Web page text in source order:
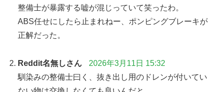
整備士が暴露する嘘が混じっていて笑ったわ。
ABS任せにしたら止まれねー、ポンピングブレーキが
正解だった。
Reddit名無しさん
2026年3月11日 15:32
馴染みの整備士曰く、抜き出し用のドレンが付いてい